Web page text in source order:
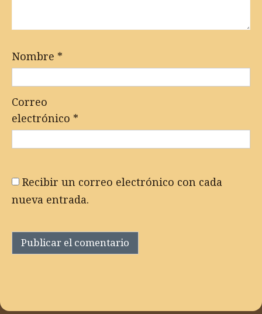
Nombre *
Correo
electrónico *
Recibir un correo electrónico con cada
nueva entrada.